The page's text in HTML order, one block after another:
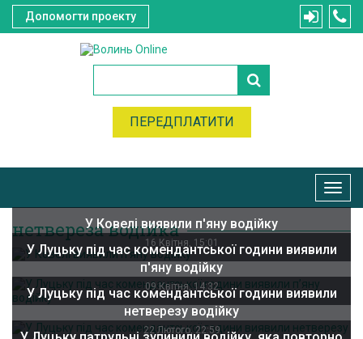
Допомогти проекту
ПЕРЕДПЛАТИТИ
нетвереза водійка
У Ковелі виявили п'яну водійку
16 Квітня, 15:01
У Луцьку під час комендантської години виявили
п'яну водійку
09 Квітня, 14:32
У Луцьку під час комендантської години виявили
нетверезу водійку
22 Лютого, 22:59